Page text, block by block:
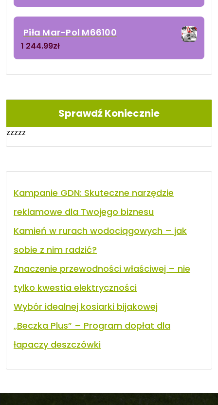
Piła Mar-Pol M66100
1 244.99zł
Sprawdź Koniecznie
zzzzz
Kampanie GDN: Skuteczne narzędzie
reklamowe dla Twojego biznesu
Kamień w rurach wodociągowych – jak
sobie z nim radzić?
Znaczenie przewodności właściwej – nie
tylko kwestia elektryczności
Wybór idealnej kosiarki bijakowej
„Beczka Plus” – Program dopłat dla
łapaczy deszczówki